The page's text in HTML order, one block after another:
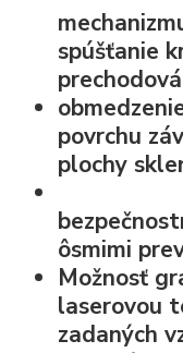
spúšťanie
povrchu
plochy
ôsmimi
Možnosť
laserovou
zadaných